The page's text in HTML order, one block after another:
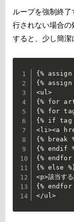
ループを強制終
行されない場合の
すると、少し簡潔
{%
{%
<ul>
{% for
{% for
{% if tag
<li><a
{% break
{% endif
{% endfor
{% else
<p>該当す
{% endfor
</ul>